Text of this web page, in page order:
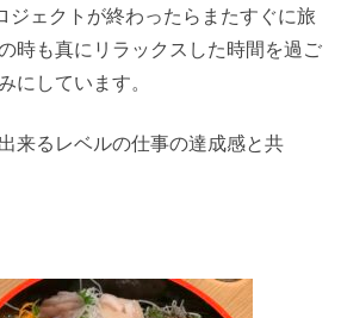
ジェクトが終わったらまたすぐに旅
時も真にリラックスした時間を過ご
にしています。
来るレベルの仕事の達成感と共